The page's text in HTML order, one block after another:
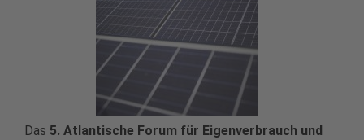
Das 5. Atlantische Forum für Eigenverbrauch und